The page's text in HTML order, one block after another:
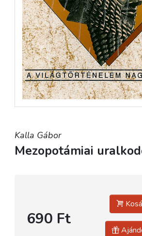
Kalla Gábor
Mezopotámiai
690 Ft